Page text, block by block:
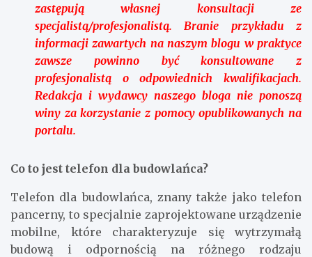
zastępują własnej konsultacji ze
specjalistą/profesjonalistą. Branie przykładu z
informacji zawartych na naszym blogu w praktyce
zawsze powinno być konsultowane z
profesjonalistą o odpowiednich kwalifikacjach.
Redakcja i wydawcy naszego bloga nie ponoszą
winy za korzystanie z pomocy opublikowanych na
portalu.
Co to jest telefon dla budowlańca?
Telefon dla budowlańca, znany także jako telefon
pancerny, to specjalnie zaprojektowane urządzenie
mobilne, które charakteryzuje się wytrzymałą
budową i odpornością na różnego rodzaju